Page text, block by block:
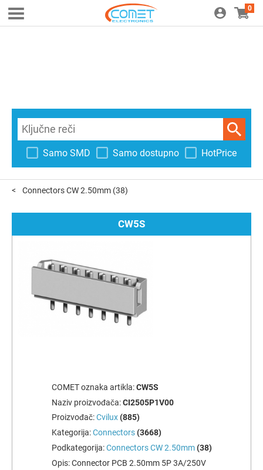
0
Samo SMD Samo dostupno HotPrice
Connectors CW 2.50mm (38)
CW5S
COMET oznaka artikla:CW5S
Naziv proizvođača:CI2505P1V00
Proizvođač:Cvilux (885)
Kategorija:Connectors (3668)
Podkategorija:Connectors CW 2.50mm (38)
Opis:Connector PCB 2.50mm 5P 3A/250V